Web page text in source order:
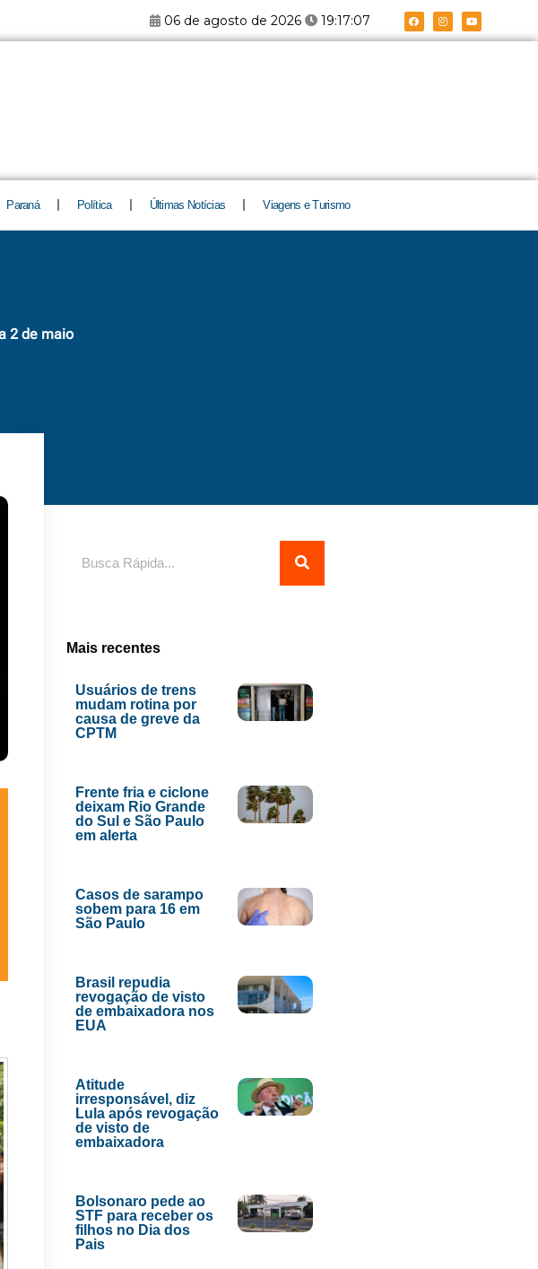
06 de agosto de 2026 19:17:08 F
a
c
e
I
n
s
t
Y
o
u
t
Paraná Política Últimas Notícias Viagens e Turismo
2 de maio
Mais recentes
Usuários de trens
mudam rotina por
causa de greve da
CPTM
Frente fria e ciclone
deixam Rio Grande
do Sul e São Paulo
em alerta
Casos de sarampo
sobem para 16 em
São Paulo
Brasil repudia
revogação de visto
de embaixadora nos
EUA
Atitude
irresponsável, diz
Lula após revogação
de visto de
embaixadora
Bolsonaro pede ao
STF para receber os
filhos no Dia dos
Pais